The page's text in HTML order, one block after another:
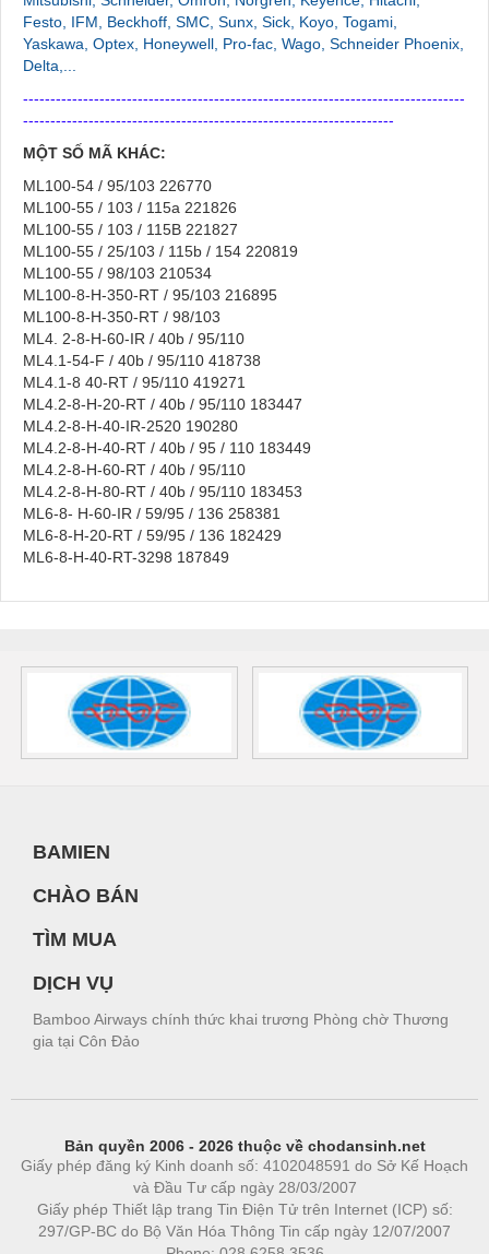
Festo, IFM, Beckhoff, SMC, Sunx, Sick, Koyo, Togami,
Yaskawa, Optex, Honeywell, Pro-fac, Wago, Schneider Phoenix,
Delta,...
---------------------------------------------------------------------------------
--------------------------------------------------------------------
MỘT SỐ MÃ KHÁC:
ML100-54 / 95/103 226770
ML100-55 / 103 / 115a 221826
ML100-55 / 103 / 115B 221827
ML100-55 / 25/103 / 115b / 154 220819
ML100-55 / 98/103 210534
ML100-8-H-350-RT / 95/103 216895
ML100-8-H-350-RT / 98/103
ML4. 2-8-H-60-IR / 40b / 95/110
ML4.1-54-F / 40b / 95/110 418738
ML4.1-8 40-RT / 95/110 419271
ML4.2-8-H-20-RT / 40b / 95/110 183447
ML4.2-8-H-40-IR-2520 190280
ML4.2-8-H-40-RT / 40b / 95 / 110 183449
ML4.2-8-H-60-RT / 40b / 95/110
ML4.2-8-H-80-RT / 40b / 95/110 183453
ML6-8- H-60-IR / 59/95 / 136 258381
ML6-8-H-20-RT / 59/95 / 136 182429
ML6-8-H-40-RT-3298 187849
BAMIEN
CHÀO BÁN
TÌM MUA
DỊCH VỤ
Bamboo Airways chính thức khai trương Phòng chờ Thương
gia tại Côn Đảo
Bản quyền 2006 - 2026 thuộc về chodansinh.net
Giấy phép đăng ký Kinh doanh số: 4102048591 do Sở Kế Hoạch
và Đầu Tư cấp ngày 28/03/2007
Giấy phép Thiết lập trang Tin Điện Tử trên Internet (ICP) số:
297/GP-BC do Bộ Văn Hóa Thông Tin cấp ngày 12/07/2007